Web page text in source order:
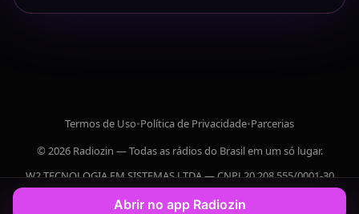
Termos de Uso•Política de Privacidade•Parcerias
© 2026 Radiozin — Todas as rádios do Brasil em um só lugar.
W2 TECNOLOGIA EM SISTEMAS LTDA — CNPJ 20.208.555/0001-30
Abrir no app Radiozin